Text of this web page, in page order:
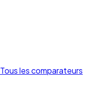
Tous les comparateurs